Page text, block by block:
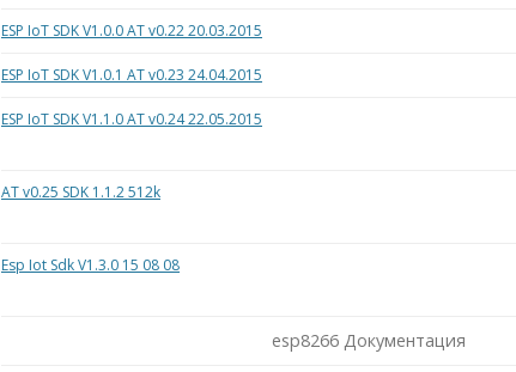
ESP IoT SDK V1.0.0 AT v0.22 20.03.2015
ESP IoT SDK V1.0.1 AT v0.23 24.04.2015
ESP IoT SDK V1.1.0 AT v0.24 22.05.2015
AT v0.25 SDK 1.1.2 512k
Esp Iot Sdk V1.3.0 15 08 08
esp8266 Документация